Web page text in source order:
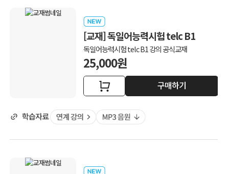
[교재] 독일어능력시험 telc B1
독일어능력시험 telc B1 강의 공식교재
25,000원
구매하기